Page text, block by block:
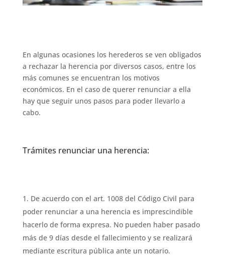
En algunas ocasiones los herederos se ven obligados
a rechazar la herencia por diversos casos, entre los
más comunes se encuentran los motivos
económicos. En el caso de querer renunciar a ella
hay que seguir unos pasos para poder llevarlo a
cabo.
Trámites renunciar una herencia:
De acuerdo con el art. 1008 del Código Civil para
poder renunciar a una herencia es imprescindible
hacerlo de forma expresa. No pueden haber pasado
más de 9 días desde el fallecimiento y se realizará
mediante escritura pública ante un notario.